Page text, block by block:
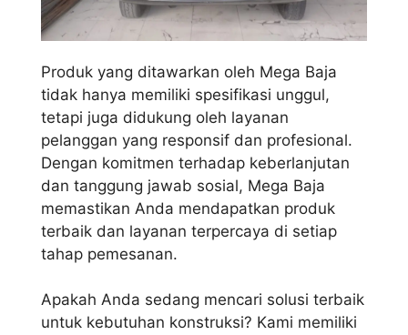
Produk yang ditawarkan oleh Mega Baja
tidak hanya memiliki spesifikasi unggul,
tetapi juga didukung oleh layanan
pelanggan yang responsif dan profesional.
Dengan komitmen terhadap keberlanjutan
dan tanggung jawab sosial, Mega Baja
memastikan Anda mendapatkan produk
terbaik dan layanan terpercaya di setiap
tahap pemesanan.
Apakah Anda sedang mencari solusi terbaik
untuk kebutuhan konstruksi? Kami memiliki